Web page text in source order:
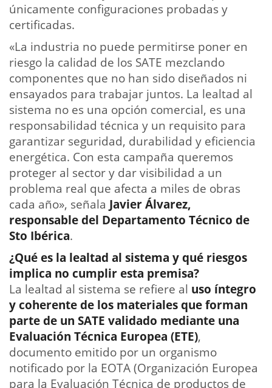
únicamente configuraciones probadas y
certificadas.
«La industria no puede permitirse poner en
riesgo la calidad de los SATE mezclando
componentes que no han sido diseñados ni
ensayados para trabajar juntos. La lealtad al
sistema no es una opción comercial, es una
responsabilidad técnica y un requisito para
garantizar seguridad, durabilidad y eficiencia
energética. Con esta campaña queremos
proteger al sector y dar visibilidad a un
problema real que afecta a miles de obras
cada año», señala Javier Álvarez,
responsable del Departamento Técnico de
Sto Ibérica.
¿Qué es la lealtad al sistema y qué riesgos
implica no cumplir esta premisa?
La lealtad al sistema se refiere al uso íntegro
y coherente de los materiales que forman
parte de un SATE validado mediante una
Evaluación Técnica Europea (ETE),
documento emitido por un organismo
notificado por la EOTA (Organización Europea
para la Evaluación Técnica de productos de